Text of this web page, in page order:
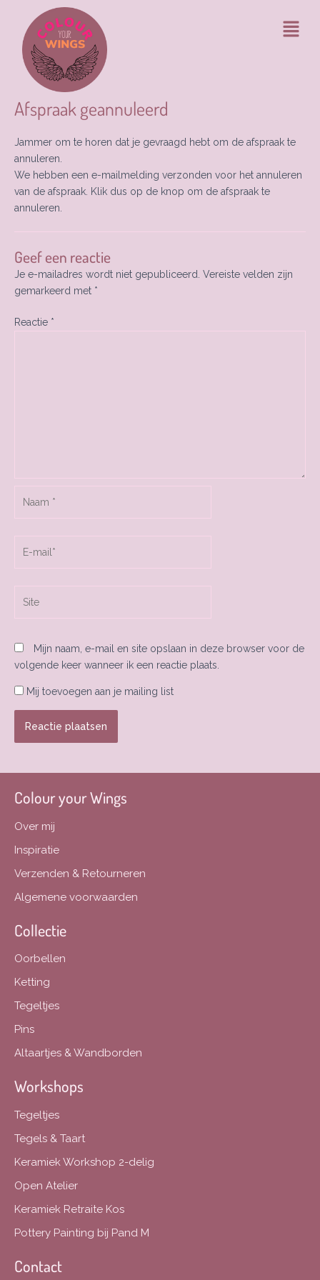
inhoud
Menu
Afspraak geannuleerd
Jammer om te horen dat je gevraagd hebt om de afspraak te
annuleren.
We hebben een e-mailmelding verzonden voor het annuleren
van de afspraak. Klik dus op de knop om de afspraak te
annuleren.
Geef een reactie
Je e-mailadres wordt niet gepubliceerd. Vereiste velden zijn
gemarkeerd met *
Reactie *
mail*
Mijn naam, e-mail en site opslaan in deze browser voor de
volgende keer wanneer ik een reactie plaats.
Mij toevoegen aan je mailing list
Colour your Wings
Over mij
Inspiratie
Verzenden & Retourneren
Algemene voorwaarden
Collectie
Oorbellen
Ketting
Tegeltjes
Pins
Altaartjes & Wandborden
Workshops
Tegeltjes
Tegels & Taart
Keramiek Workshop 2-delig
Open Atelier
Keramiek Retraite Kos
Pottery Painting bij Pand M
Contact